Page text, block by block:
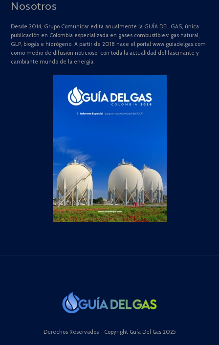
Nosotros
Desde 2014, Grupo Comunicar edita anualmente la GUÍA DEL GAS, única
publicación en Colombia especializada en gases combustibles: gas natural,
GLP, biogás e hidrógeno. A partir de 2018 nace el portal www.guiadelgas.com
como medio de difusión noticioso, con toda la actualidad del fascinante y
cambiante mundo de la energía.
Derechos Reservados - Copyright Guía Del Gas 2025